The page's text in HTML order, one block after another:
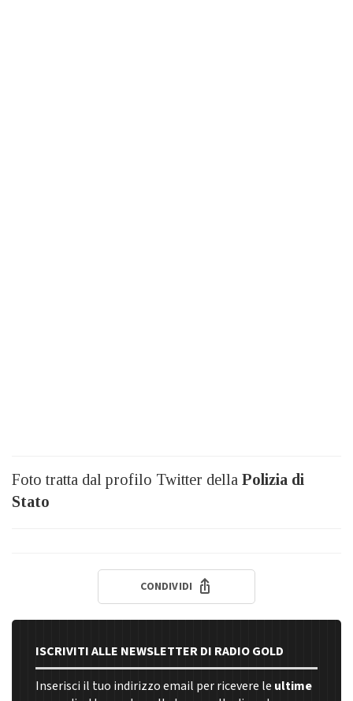
Foto tratta dal profilo Twitter della Polizia di
Stato
CONDIVIDI
ISCRIVITI ALLE NEWSLETTER DI RADIO GOLD
Inserisci il tuo indirizzo email per ricevere le ultime